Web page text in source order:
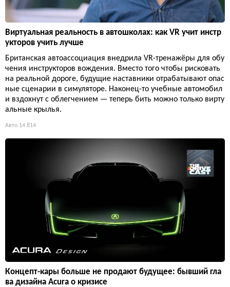
Виртуальная реальность в автошколах: как VR учит инстр
укторов учить лучше
Британская автоассоциация внедрила VR-тренажёры для обу
чения инструкторов вождения. Вместо того чтобы рисковать
на реальной дороге, будущие наставники отрабатывают опас
ные сценарии в симуляторе. Наконец-то учебные автомобил
и вздохнут с облегчением — теперь бить можно только вирту
альные крылья.
Авто 14 814
Концепт-кары больше не продают будущее: бывший гла
ва дизайна Acura о кризисе